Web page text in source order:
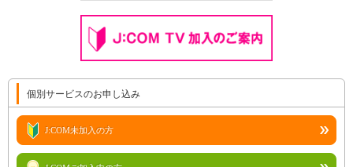
個別サービスのお申し込み
J:COM未加入の方